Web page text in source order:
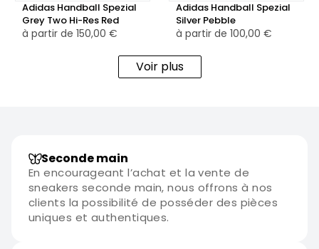
Adidas Handball Spezial
Grey Two Hi-Res Red
à partir de 150,00 €
Adidas Handball Spezial
Silver Pebble
à partir de 100,00 €
Voir plus
Seconde main
En encourageant l’achat et la vente de
sneakers seconde main, nous offrons à nos
clients la possibilité de posséder des pièces
uniques et authentiques.